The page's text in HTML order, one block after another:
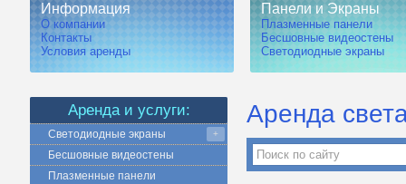
Панели и Экраны
Плазменные панели
Бесшовные видеостены
Светодиодные экраны
Информация
О компании
Контакты
Условия аренды
Аренда и услуги:
+
Светодиодные экраны
Бесшовные видеостены
Плазменные панели
Аренда